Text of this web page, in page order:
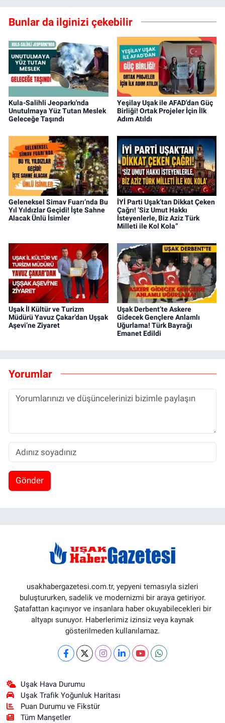
Bunlar da ilginizi çekebilir
Kula-Salihli Jeoparkı'nda
Unutulmaya Yüz Tutan Meslek
Geleceğe Taşındı
Yeşilay Uşak ile AFAD'dan Güç
Birliği! Ortak Projeler İçin İlk
Adım Atıldı
Geleneksel Simav Fuarı’nda Bu
Yıl Yıldızlar Geçidi! İşte Sahne
Alacak Ünlü İsimler
İYİ Parti Uşak’tan Dikkat Çeken
Çağrı! ‘Siz Umut Hakkı
İsteyenlerle, Biz Aziz Türk
Milleti ile Kol Kola”
Uşak İl Kültür ve Turizm
Müdürü Yavuz Çakar’dan Uşşak
Aşevi’ne Ziyaret
Uşak Derbent’te Askere
Gidecek Gençlere Anlamlı
Uğurlama! Türk Bayrağı
Emanet Edildi
Yorumlar
Gönder
usakhabergazetesi.com.tr, yepyeni temasıyla sizleri
buluştururken, sadelik ve modernizmi bir araya getiriyor.
Şatafattan kaçınıyor ve insanlara haber okuyabilecekleri bir
altyapı sunuyor. Haberlerimiz izinsiz veya kaynak
gösterilmeden kullanılamaz.
Uşak Hava Durumu
Uşak Trafik Yoğunluk Haritası
Puan Durumu ve Fikstür
Tüm Manşetler